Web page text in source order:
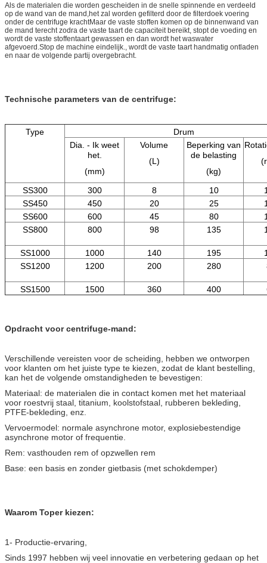
Als de materialen die worden gescheiden in de snelle spinnende en verdeeld
op de wand van de mand,het zal worden gefilterd door de filterdoek voering
onder de centrifuge krachtMaar de vaste stoffen komen op de binnenwand van
de mand terecht zodra de vaste taart de capaciteit bereikt, stopt de voeding en
wordt de vaste stoffentaart gewassen en dan wordt het waswater
afgevoerd.Stop de machine eindelijk., wordt de vaste taart handmatig ontladen
en naar de volgende partij overgebracht.
Technische parameters van de centrifuge:
Type
Drum
Dia. - Ik weet
het.
(mm)
Volume
(L)
Beperking van
de belasting
(kg)
SS300 300 8 10
SS450
450 20 25
SS600
600 45 80
SS800
800 98 135
SS1000 1000 140 195
SS1200
1200 200 280
SS1500 1500 360 400
Opdracht voor centrifuge-mand:
Verschillende vereisten voor de scheiding, hebben we ontworpen
voor klanten om het juiste type te kiezen, zodat de klant bestelling,
kan het de volgende omstandigheden te bevestigen:
Materiaal: de materialen die in contact komen met het materiaal
voor roestvrij staal, titanium, koolstofstaal, rubberen bekleding,
PTFE-bekleding, enz.
Vervoermodel: normale asynchrone motor, explosiebestendige
asynchrone motor of frequentie.
Rem: vasthouden rem of opzwellen rem
Base: een basis en zonder gietbasis (met schokdemper)
Waarom Toper kiezen:
1- Productie-ervaring,
Sinds 1997 hebben wij veel innovatie en verbetering gedaan op het